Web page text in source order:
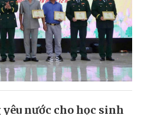
nước cho học sinh